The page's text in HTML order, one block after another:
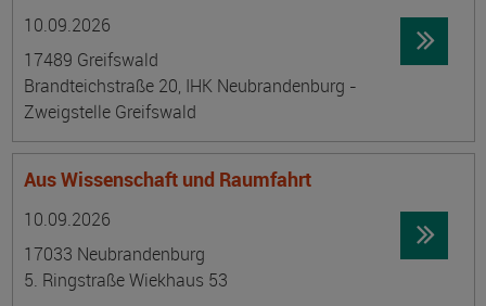
10.09.2026
17489 Greifswald
Brandteichstraße 20, IHK Neubrandenburg -
Zweigstelle Greifswald
Aus Wissenschaft und Raumfahrt
10.09.2026
17033 Neubrandenburg
5. Ringstraße Wiekhaus 53